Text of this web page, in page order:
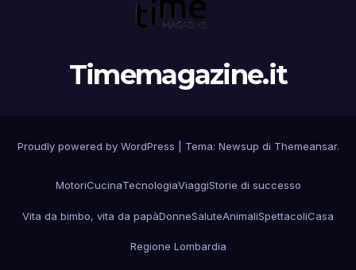
Timemagazine.it
Proudly powered by WordPress Tema: Newsup di Themeansar.
MotoriCucinaTecnologiaViaggiStorie di successo
Vita da bimbo, vita da papàDonneSaluteAnimaliSpettacoliCasa
Regione Lombardia